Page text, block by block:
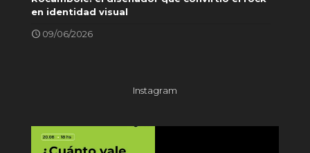
en identidad visual
09/06/2026
Instagram